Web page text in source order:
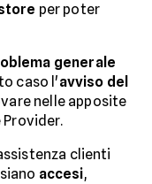
per poter
generale
caso l'avviso del
nelle apposite
clienti
siano accesi,